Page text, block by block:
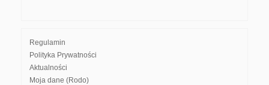
Regulamin
Polityka Prywatności
Aktualności
Moja dane (Rodo)